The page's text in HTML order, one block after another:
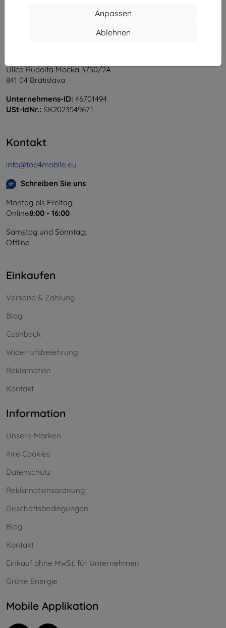
Anpassen
Ablehnen
Ulica Rudolfa Mocka 3750/2A
841 04 Bratislava
Unternehmens-ID: 46701494
USt-IdNr.: SK2023549671
Kontakt
info@top4mobile.eu
Schreiben Sie uns
Montag bis Freitag:
Online8:00 - 16:00
Samstag und Sonntag:
Offline
Einkaufen
Versand & Zahlung
Blog
Cashback
Widerrufsbelehrung
Reklamation
Kontakt
Information
Unsere Marken
Ihre Cookies
Datenschutz
Reklamationsordnung
Geschäftsbedingungen
Blog
Kontakt
Einkauf ohne MwSt. für Unternehmen
Grüne Energie
Mobile Applikation